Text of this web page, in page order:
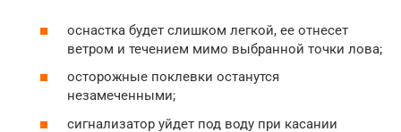
оснастка будет слишком легкой, ее отнесет
ветром и течением мимо выбранной точки лова;
осторожные поклевки останутся
незамеченными;
сигнализатор уйдет под воду при касании